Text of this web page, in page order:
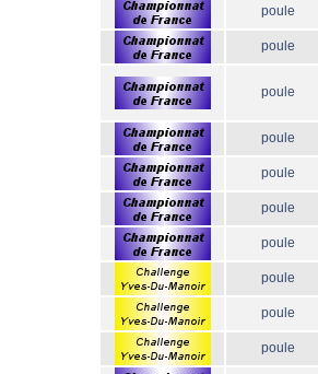
poule
poule
poule
poule
poule
poule
poule
poule
poule
poule